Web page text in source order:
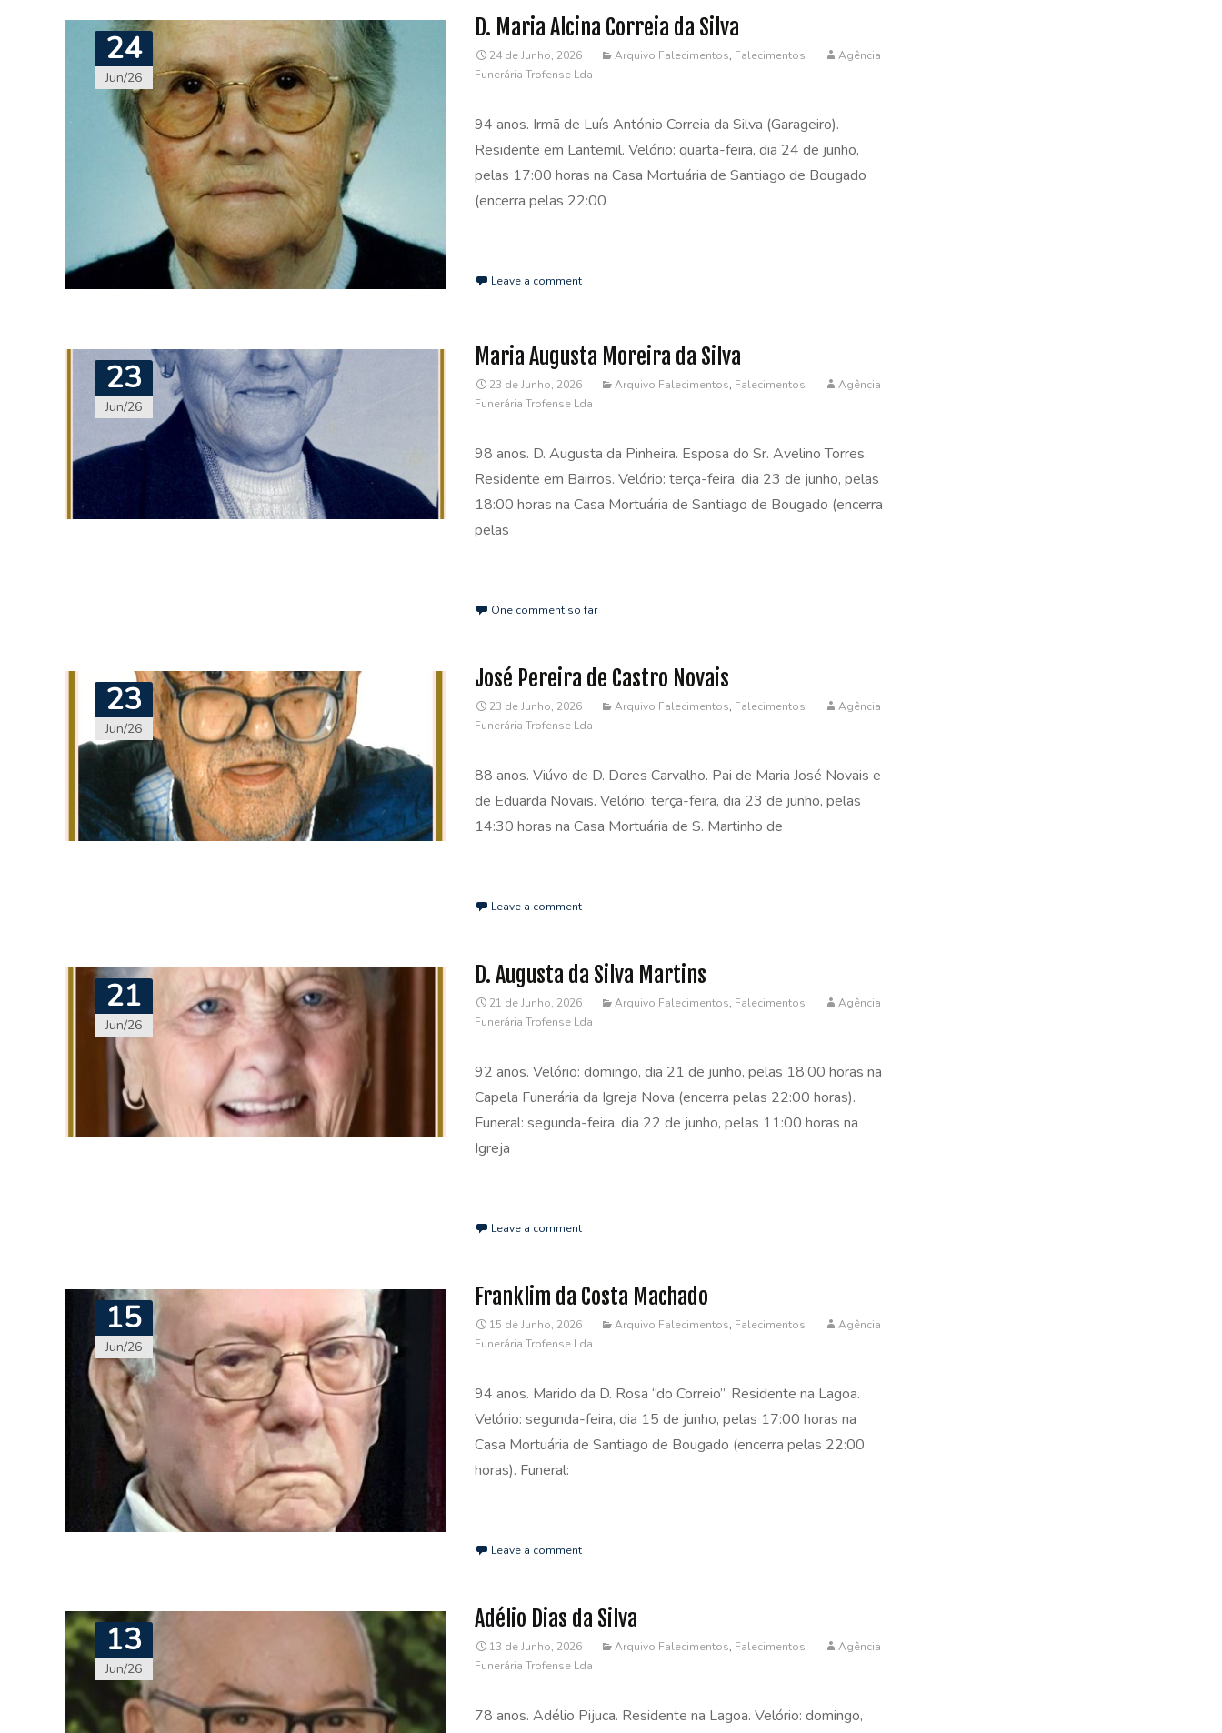
24
Jun/26
D. Maria Alcina Correia da Silva
24 de Junho, 2026 Arquivo Falecimentos, Falecimentos
Agência
Funerária Trofense Lda
94 anos. Irmã de Luís António Correia da Silva (Garageiro).
Residente em Lantemil. Velório: quarta-feira, dia 24 de junho,
pelas 17:00 horas na Casa Mortuária de Santiago de Bougado
(encerra pelas 22:00
Leave a comment
23
Jun/26
Maria Augusta Moreira da Silva
23 de Junho, 2026 Arquivo Falecimentos, Falecimentos
Agência
Funerária Trofense Lda
98 anos. D. Augusta da Pinheira. Esposa do Sr. Avelino Torres.
Residente em Bairros. Velório: terça-feira, dia 23 de junho, pelas
18:00 horas na Casa Mortuária de Santiago de Bougado (encerra
pelas
One comment so far
23
Jun/26
José Pereira de Castro Novais
23 de Junho, 2026 Arquivo Falecimentos, Falecimentos
Agência
Funerária Trofense Lda
88 anos. Viúvo de D. Dores Carvalho. Pai de Maria José Novais e
de Eduarda Novais. Velório: terça-feira, dia 23 de junho, pelas
14:30 horas na Casa Mortuária de S. Martinho de
Leave a comment
21
Jun/26
D. Augusta da Silva Martins
21 de Junho, 2026 Arquivo Falecimentos, Falecimentos
Agência
Funerária Trofense Lda
92 anos. Velório: domingo, dia 21 de junho, pelas 18:00 horas na
Capela Funerária da Igreja Nova (encerra pelas 22:00 horas).
Funeral: segunda-feira, dia 22 de junho, pelas 11:00 horas na
Igreja
Leave a comment
15
Jun/26
Franklim da Costa Machado
15 de Junho, 2026 Arquivo Falecimentos, Falecimentos
Agência
Funerária Trofense Lda
94 anos. Marido da D. Rosa “do Correio”. Residente na Lagoa.
Velório: segunda-feira, dia 15 de junho, pelas 17:00 horas na
Casa Mortuária de Santiago de Bougado (encerra pelas 22:00
horas). Funeral:
Leave a comment
13
Jun/26
Adélio Dias da Silva
13 de Junho, 2026 Arquivo Falecimentos, Falecimentos
Agência
Funerária Trofense Lda
78 anos. Adélio Pijuca. Residente na Lagoa. Velório: domingo,